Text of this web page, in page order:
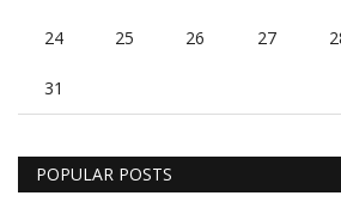
24 25 26 27
31
POPULAR POSTS